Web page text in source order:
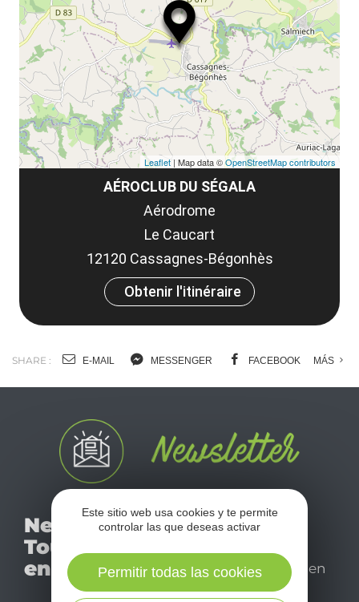
AÉROCLUB DU SÉGALA
Aérodrome
Le Caucart
12120 Cassagnes-Bégonhès
Obtenir l'itinéraire
Leaflet | Map data ©OpenStreetMap contributors
SHARE : E-MAIL MESSENGER FACEBOOK MÁS
Newsletter
Tourismo
en Aveyron
No se pierda nuestro
mensual newsletter y
disfrutar de su estancia en
Este sitio web usa cookies y te permite
controlar las que deseas activar
Permitir todas las cookies